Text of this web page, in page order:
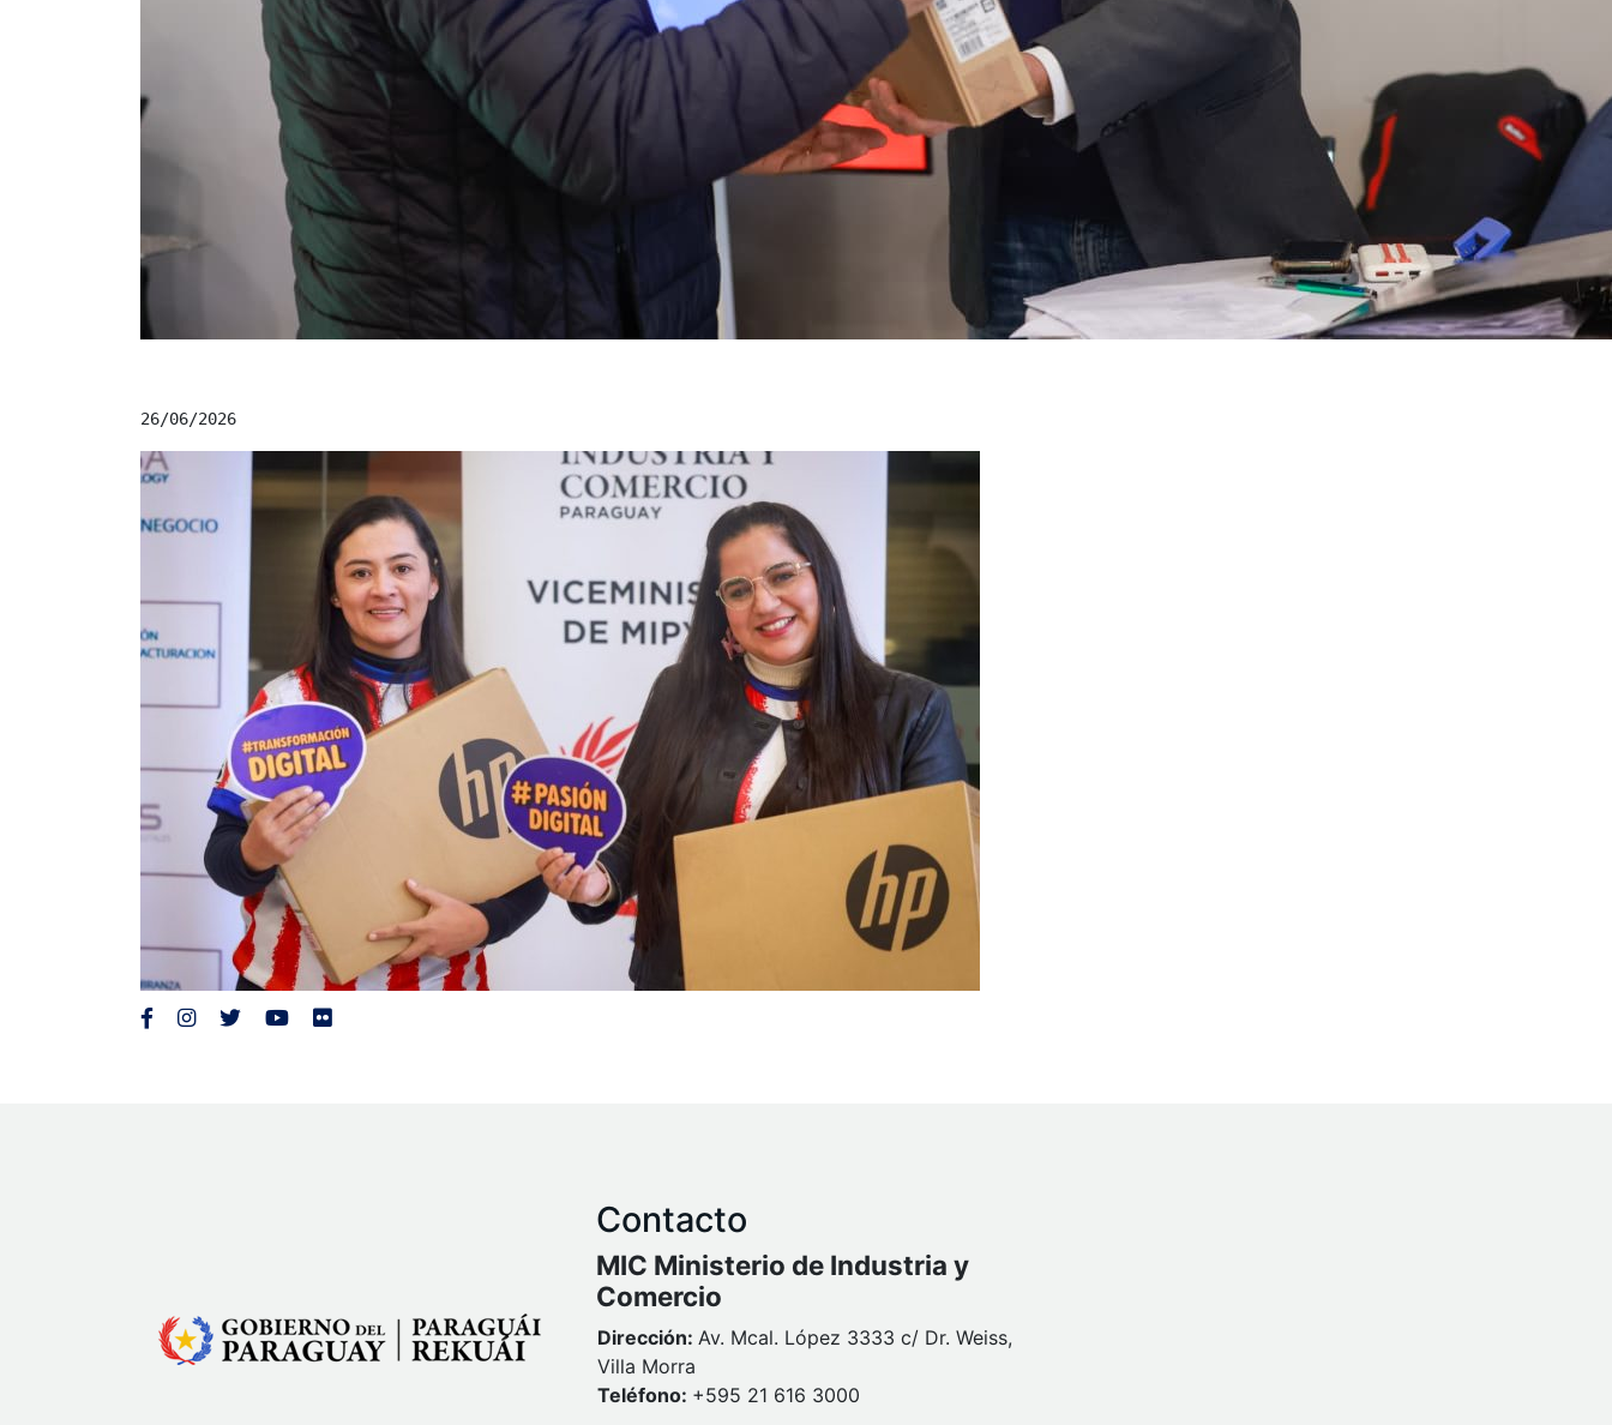
26/06/2026
Contacto
MIC Ministerio de Industria y
Comercio
Dirección: Av. Mcal. López 3333 c/ Dr. Weiss,
Villa Morra
Teléfono: +595 21 616 3000